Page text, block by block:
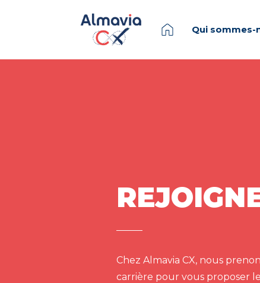
Qui sommes-
Chez Almavia CX, nous
carrière pour vous proposer